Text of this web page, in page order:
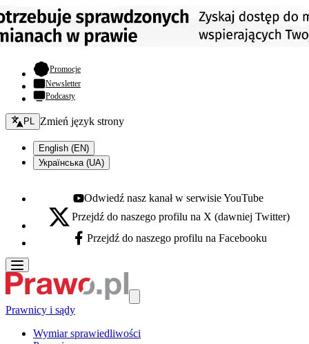
Promocje- otwiera się w nowej karcie
Newsletter
Podcasty
Zmień język - bieżący:
PL Zmień język strony
English (EN)
Українська (UA)
Youtube - otwiera się w nowej karcie
Odwiedź nasz kanał w serwisie YouTube
X - otwiera się w nowej karcie
Przejdź do naszego profilu na X (dawniej Twitter)
Facebook - otwiera się w nowej karcie
Przejdź do naszego profilu na Facebooku
Prawnicy i sądy
Wymiar sprawiedliwości